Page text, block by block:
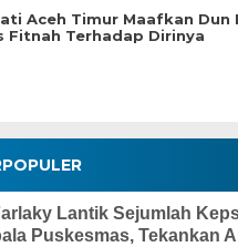
Aceh Timur Maafkan Dun
Fitnah Terhadap Dirinya
Lantik Sejumlah
Puskesmas, Tekankan